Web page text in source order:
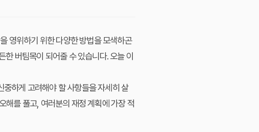
영위하기 위한 다양한 방법을 모색하곤
버팀목이 되어줄 수 있습니다. 오늘 이
하게 고려해야 할 사항들을 자세히 살
해를 풀고, 여러분의 재정 계획에 가장 적